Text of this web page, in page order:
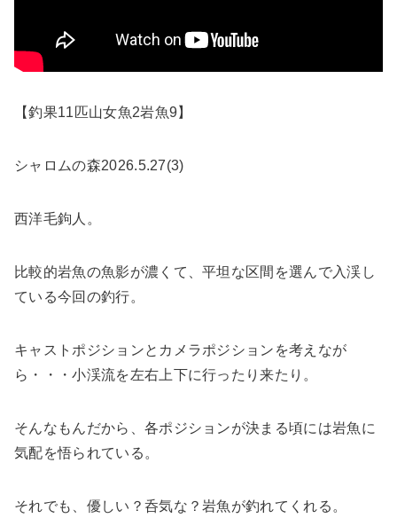
【釣果11匹山女魚2岩魚9】
シャロムの森2026.5.27(3)
西洋毛鉤人。
比較的岩魚の魚影が濃くて、平坦な区間を選んで入渓し
ている今回の釣行。
キャストポジションとカメラポジションを考えなが
ら・・・小渓流を左右上下に行ったり来たり。
そんなもんだから、各ポジションが決まる頃には岩魚に
気配を悟られている。
それでも、優しい？呑気な？岩魚が釣れてくれる。